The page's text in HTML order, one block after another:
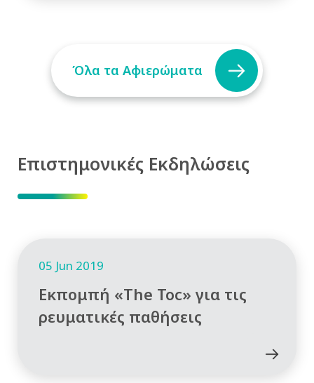
Όλα τα Αφιερώματα
Επιστημονικές Εκδηλώσεις
05 Jun 2019
Εκπομπή «The Toc» για τις
ρευματικές παθήσεις